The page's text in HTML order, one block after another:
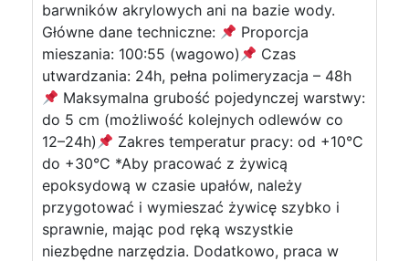
barwników akrylowych ani na bazie wody.
Główne dane techniczne:
Proporcja
mieszania: 100:55 (wagowo)
Czas
utwardzania: 24h, pełna polimeryzacja – 48h
Maksymalna grubość pojedynczej warstwy:
do 5 cm (możliwość kolejnych odlewów co
12–24h)
Zakres temperatur pracy: od +10°C
do +30°C *Aby pracować z żywicą
epoksydową w czasie upałów, należy
przygotować i wymieszać żywicę szybko i
sprawnie, mając pod ręką wszystkie
niezbędne narzędzia. Dodatkowo, praca w